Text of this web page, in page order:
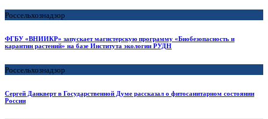
Россельхознадзор
ФГБУ «ВНИИКР» запускает магистерскую программу «Биобезопасность и
карантин растений» на базе Института экологии РУДН
Россельхознадзор
Сергей Данкверт в Государственной Думе рассказал о фитосанитарном состоянии
России